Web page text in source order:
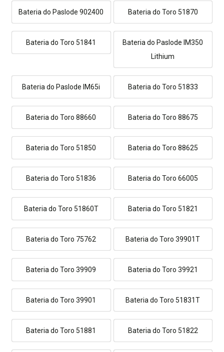
Bateria do Paslode 902400 Bateria do Toro 51870
Bateria do Toro 51841
Bateria do Paslode IM350
Lithium
Bateria do Paslode IM65i Bateria do Toro 51833
Bateria do Toro 88660 Bateria do Toro 88675
Bateria do Toro 51850 Bateria do Toro 88625
Bateria do Toro 51836 Bateria do Toro 66005
Bateria do Toro 51860T Bateria do Toro 51821
Bateria do Toro 75762 Bateria do Toro 39901T
Bateria do Toro 39909 Bateria do Toro 39921
Bateria do Toro 39901 Bateria do Toro 51831T
Bateria do Toro 51881 Bateria do Toro 51822